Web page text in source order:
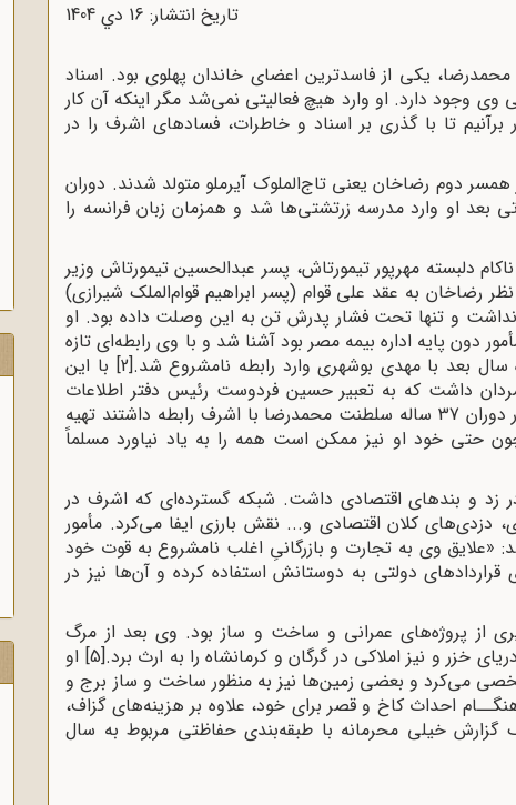
تاریخ انتشار: 16 دي 1404
یکی از فاسدترین اعضای خاندان پهلوی بود. اسناد
وی وجود دارد. او وارد هیچ فعالیتی نمی‌شد مگر اینکه آن کار
تا با گذری بر اسناد و خاطرات، فسادهای اشرف را در
از همسر دوم رضاخان یعنی تاج‌الملوک آیرملو متولد شدند. دوران
او وارد مدرسه زرتشتی‌ها شد و همزمان زبان فرانسه را
دلبسته مهرپور تیمورتاش، پسر عبدالحسین تیمورتاش وزیر
رضاشاه شد و چندی بعد در سال 1317 با نظر رضاخان به عقد علی قوام (پسر ابراهیم قوام‌الملک شیرازی)
نداشت و تنها تحت فشار پدرش تن به این وصلت داده بود. او
مأمور دون پایه اداره بیمه مصر بود آشنا شد و با وی رابطه‌ای تازه
بعد با مهدی بوشهری وارد رابطه نامشروع شد.[2] با این
داشت که به تعبیر حسین فردوست رئیس دفتر اطلاعات
شاهنشاهی: «اگر قرار شود لیست مردانی که در دوران 37 ساله سلطنت محمدرضا با اشرف رابطه داشتند تهیه
حتی خود او نیز ممکن است همه را به یاد نیاورد مسلماً
زد و بندهای اقتصادی داشت. شبکه گسترده‌ای که اشرف در
دزدی‌های کلان اقتصادی و... نقش بارزی ایفا می‌کرد. مأمور
«علایق وی به تجارت و بازرگانیِ اغلب نامشروع به قوت خود
دولتی به دوستانش استفاده کرده و آن‌ها نیز در
از پروژه‌های عمرانی و ساخت و ساز بود. وی بعد از مرگ
خزر و نیز املاکی در گرگان و کرمانشاه را به ارث برد.[5] او
می‌کرد و بعضی زمین‌ها نیز به منظور ساخت و ساز برج و
احداث کاخ و قصر برای خود، علاوه بر هزینه‌های گزاف،
خیلی محرمانه با طبقه‌بندی حفاظتی مربوط به سال